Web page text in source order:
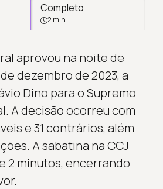
Completo
2 min
aprovou na noite de
dezembro de 2023, a
Dino para o Supremo
A decisão ocorreu com
e 31 contrários, além
A sabatina na CCJ
2 minutos, encerrando